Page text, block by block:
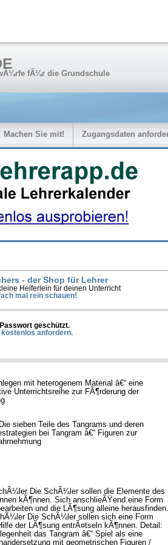
fÃ¼r die Grundschule
Machen Sie mit! Zugangsdaten
- der Shop für Lehrer
Helferlein für deinen Unterricht
mal rein schauen!
geschützt.
kostenlos anfordern.
mit heterogenem Material â€“ eine
Unterrichtsreihe zur FÃ¶rderung der
sieben Teile des Tangrams und deren
bei Tangram â€“ Figuren zur
Die SchÃ¼ler sollen die Elemente des
kÃ¶nnen. Sich anschlieÃŸend eine Form
und die LÃ¶sung alleine herausfinden.
Die SchÃ¼ler sollen sich eine Form
der LÃ¶sung entrÃ¤tseln kÃ¶nnen. Detail:
das Tangram â€“ Spiel als eine
mit geometrischen Figuren /